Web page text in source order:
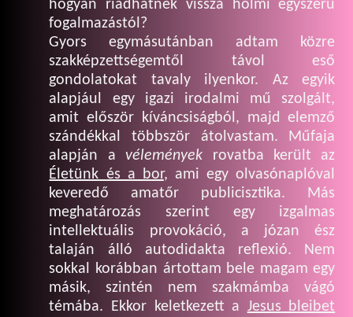
hogyan riadhatnék vissza holmi egyszerű
fogalmazástól?
Gyors egymásutánban adtam közre
szakképzettségemtől távol eső
gondolatokat tavaly ilyenkor. Az egyik
alapjául egy igazi irodalmi mű szolgált,
amit először kíváncsiságból, majd elemző
szándékkal többször átolvastam. Műfaja
alapján avélemények rovatba került az
Életünk és a bor, ami egy olvasónaplóval
keveredő amatőr publicisztika. Más
meghatározás szerint egy izgalmas
intellektuális provokáció, a józan ész
talaján álló autodidakta reflexió. Nem
sokkal korábban ártottam bele magam egy
másik, szintén nem szakmámba vágó
témába. Ekkor keletkezett a Jesus bleibet